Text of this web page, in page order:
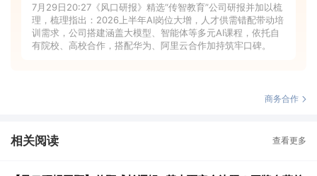
7月29日20:27《风口研报》精选“传智教育”公司研报并加以梳
理，梳理指出：2026上半年AI岗位大增，人才供需错配带动培
训需求，公司搭建涵盖大模型、智能体等多元AI课程，依托自
有院校、高校合作，搭配华为、阿里云合作加持筑牢口碑。
商务合作
相关阅读 查看更多